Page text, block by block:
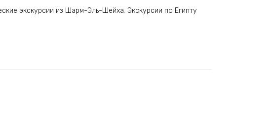
экскурсии из Шарм-Эль-Шейха, Экскурсии по Египту